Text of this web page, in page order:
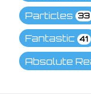
Particles 33
Fantastic 41
Absolute